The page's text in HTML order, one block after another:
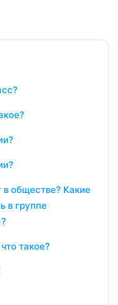
обществе? Какие
в группе
такое?